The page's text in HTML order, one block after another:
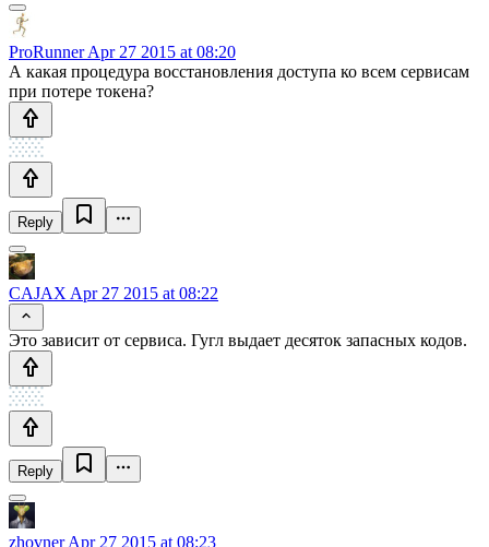
ProRunnerApr 27 2015 at 08:20
А какая процедура восстановления доступа ко всем сервисам
при потере токена?
Reply
CAJAX Apr 27 2015 at 08:22
Это зависит от сервиса. Гугл выдает десяток запасных кодов.
Reply
zhovnerApr 27 2015 at 08:23